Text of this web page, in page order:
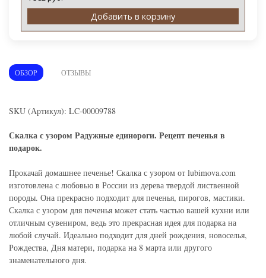
Добавить в корзину
ОБЗОР ОТЗЫВЫ
SKU (Артикул): LC-00009788
Скалка с узором Радужные единороги. Рецепт печенья в
подарок.
Прокачай домашнее печенье! Скалка с узором от lubimova.com
изготовлена с любовью в России из дерева твердой лиственной
породы. Она прекрасно подходит для печенья, пирогов, мастики.
Скалка с узором для печенья может стать частью вашей кухни или
отличным сувениром, ведь это прекрасная идея для подарка на
любой случай. Идеально подходит для дней рождения, новоселья,
Рождества, Дня матери, подарка на 8 марта или другого
знаменательного дня.